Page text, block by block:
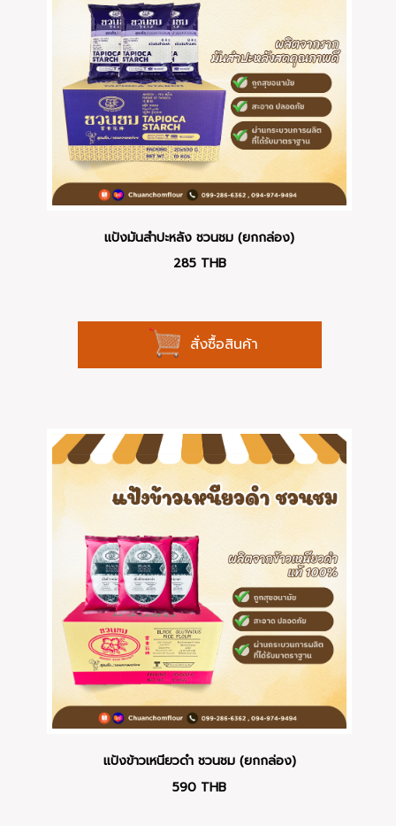
แป้งมันสำปะหลัง ชวนชม (ยกกล่อง)
285 THB
สั่งซื้อสินค้า
แป้งข้าวเหนียวดำ ชวนชม (ยกกล่อง)
590 THB